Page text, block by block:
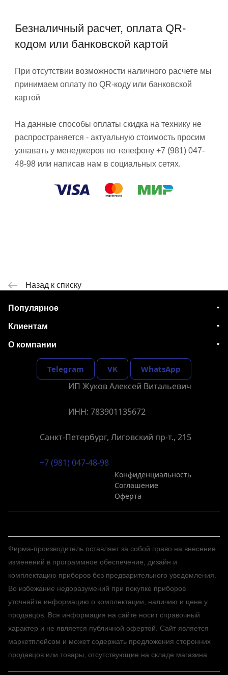
Безналичный расчет, оплата QR-
кодом или банковской картой
При отсутствии возможности наличного расчете мы
принимаем оплату по QR-коду или банковской
картой
На данные способы оплаты скидка на технику не
распространяется - актуальную стоимость просим
узнавать у менеджеров по телефону +7 (981) 047-
48-98 или написав нам в социальных сетях.
Назад к списку
Популярное
Клиентам
О компании
Telegram VK WhatsApp
ИП Жуков Алексей Витальевич
ИНН: 783901135672
Санкт-Петербург, Лиговский пр-т., 215
+7 (981) 047-48-98
Конфиденциальность
Соглашение
Оферта
Фирма-производитель оставляет за собой право на внесение
изменений в программное обеспечение, дизайн и
комплектацию приборов без предварительного уведомления.
Во избежание недоразумений при покупке приборов
уточняйте информацию о комплектации, наличию и цене у
продавцов. Вся информация на сайте носит справочный
характер и не является публичной офертой. Сайт является
маркетплейсом и может содержать предложения сторонних
продавцов или товары, отсутствующие на складе магазина.